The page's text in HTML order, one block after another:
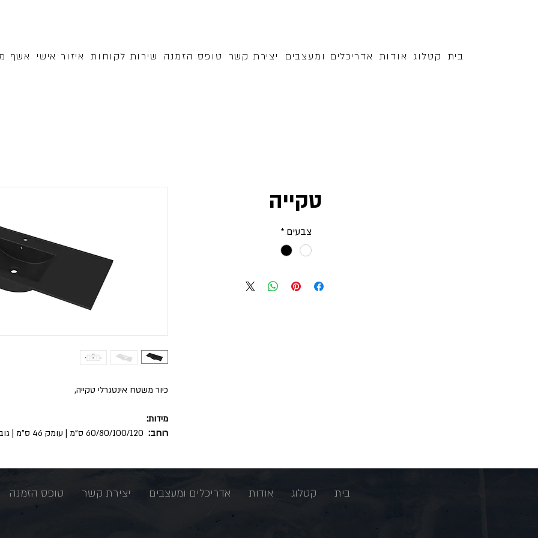
בית קטלוג אודות אדריכלים ומעצבים יצירת קשר טופס הזמנה שירות לקוחות איזור אישי אשף
כיור משטח אינטגרלי טקייה,
מידות:
רוחב:
טקייה
צבעים *
בית קטלוג אודות אדריכלים ומעצבים יצירת קשר טופס הזמנה